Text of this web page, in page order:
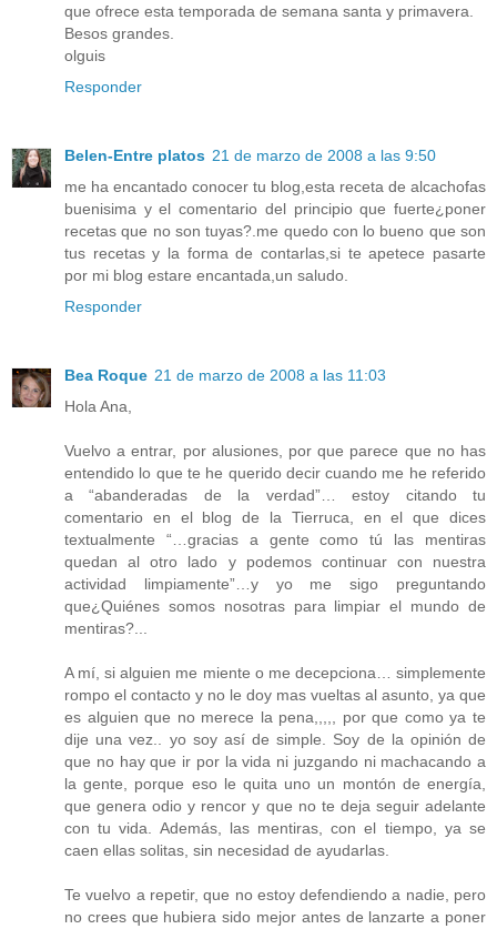
que ofrece esta temporada de semana santa y primavera.
Besos grandes.
olguis
Responder
Belen-Entre platos 21 de marzo de 2008 a las 9:50
me ha encantado conocer tu blog,esta receta de alcachofas
buenisima y el comentario del principio que fuerte¿poner
recetas que no son tuyas?.me quedo con lo bueno que son
tus recetas y la forma de contarlas,si te apetece pasarte
por mi blog estare encantada,un saludo.
Responder
Bea Roque 21 de marzo de 2008 a las 11:03
Hola Ana,
Vuelvo a entrar, por alusiones, por que parece que no has
entendido lo que te he querido decir cuando me he referido
a “abanderadas de la verdad”… estoy citando tu
comentario en el blog de la Tierruca, en el que dices
textualmente “…gracias a gente como tú las mentiras
quedan al otro lado y podemos continuar con nuestra
actividad limpiamente”…y yo me sigo preguntando
que¿Quiénes somos nosotras para limpiar el mundo de
mentiras?...
A mí, si alguien me miente o me decepciona… simplemente
rompo el contacto y no le doy mas vueltas al asunto, ya que
es alguien que no merece la pena,,,,, por que como ya te
dije una vez.. yo soy así de simple. Soy de la opinión de
que no hay que ir por la vida ni juzgando ni machacando a
la gente, porque eso le quita uno un montón de energía,
que genera odio y rencor y que no te deja seguir adelante
con tu vida. Además, las mentiras, con el tiempo, ya se
caen ellas solitas, sin necesidad de ayudarlas.
Te vuelvo a repetir, que no estoy defendiendo a nadie, pero
no crees que hubiera sido mejor antes de lanzarte a poner